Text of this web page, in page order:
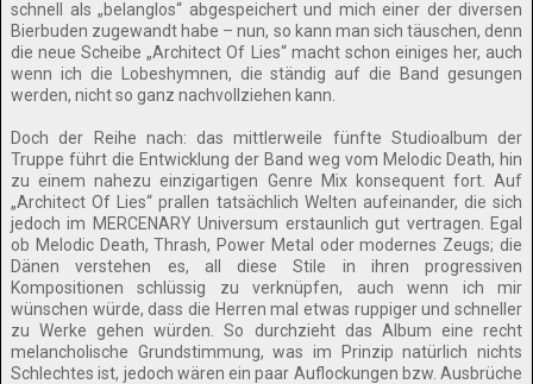
schnell als „belanglos“ abgespeichert und mich einer der diversen
Bierbuden zugewandt habe – nun, so kann man sich täuschen, denn
die neue Scheibe „Architect Of Lies“ macht schon einiges her, auch
wenn ich die Lobeshymnen, die ständig auf die Band gesungen
werden, nicht so ganz nachvollziehen kann.
Doch der Reihe nach: das mittlerweile fünfte Studioalbum der
Truppe führt die Entwicklung der Band weg vom Melodic Death, hin
zu einem nahezu einzigartigen Genre Mix konsequent fort. Auf
„Architect Of Lies“ prallen tatsächlich Welten aufeinander, die sich
jedoch im MERCENARY Universum erstaunlich gut vertragen. Egal
ob Melodic Death, Thrash, Power Metal oder modernes Zeugs; die
Dänen verstehen es, all diese Stile in ihren progressiven
Kompositionen schlüssig zu verknüpfen, auch wenn ich mir
wünschen würde, dass die Herren mal etwas ruppiger und schneller
zu Werke gehen würden. So durchzieht das Album eine recht
melancholische Grundstimmung, was im Prinzip natürlich nichts
Schlechtes ist, jedoch wären ein paar Auflockungen bzw. Ausbrüche